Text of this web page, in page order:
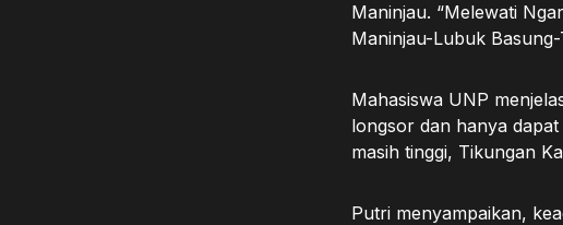
Maninjau. “Melewati
Maninjau-Lubuk
Mahasiswa UNP
longsor dan hanya
masih tinggi, Tikungan
Putri menyampaikan,